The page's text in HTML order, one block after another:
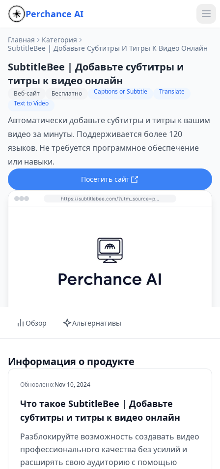
Perchance AI
Главная
Категория
SubtitleBee | Добавьте Субтитры И Титры К Видео Онлайн
SubtitleBee | Добавьте субтитры и
титры к видео онлайн
Веб-сайт Бесплатно Captions or Subtitle
Translate
Text to Video
Автоматически добавьте субтитры и титры к вашим
видео за минуты. Поддерживается более 120
языков. Не требуется программное обеспечение
или навыки.
Посетить сайт
Обзор Альтернативы
Информация о продукте
Обновлено:Nov 10, 2024
Что такое SubtitleBee | Добавьте
субтитры и титры к видео онлайн
Разблокируйте возможность создавать видео
профессионального качества без усилий и
расширять свою аудиторию с помощью